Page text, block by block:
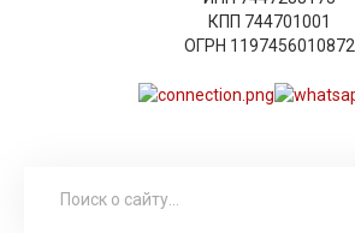
КПП 744701001
ОГРН 1197456010872